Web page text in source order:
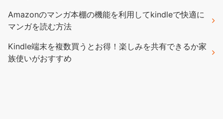
Amazonのマンガ本棚の機能を利用してkindleで快適に
マンガを読む方法
Kindle端末を複数買うとお得！楽しみを共有できるか家
族使いがおすすめ